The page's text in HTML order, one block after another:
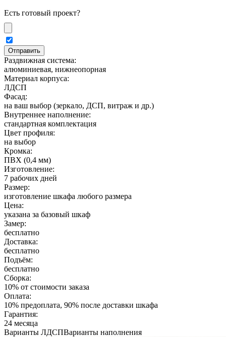
Есть готовый проект?
Раздвижная система:
алюминиевая, нижнеопорная
Материал корпуса:
ЛДСП
Фасад:
на ваш выбор (зеркало, ДСП, витраж и др.)
Внутреннее наполнение:
стандартная комплектация
Цвет профиля:
на выбор
Кромка:
ПВХ (0,4 мм)
Изготовление:
7 рабочих дней
Размер:
изготовление шкафа любого размера
Цена:
указана за базовый шкаф
Замер:
бесплатно
Доставка:
бесплатно
Подъём:
бесплатно
Сборка:
10% от стоимости заказа
Оплата:
10% предоплата, 90% после доставки шкафа
Гарантия:
24 месяца
Варианты ЛДСПВарианты наполнения